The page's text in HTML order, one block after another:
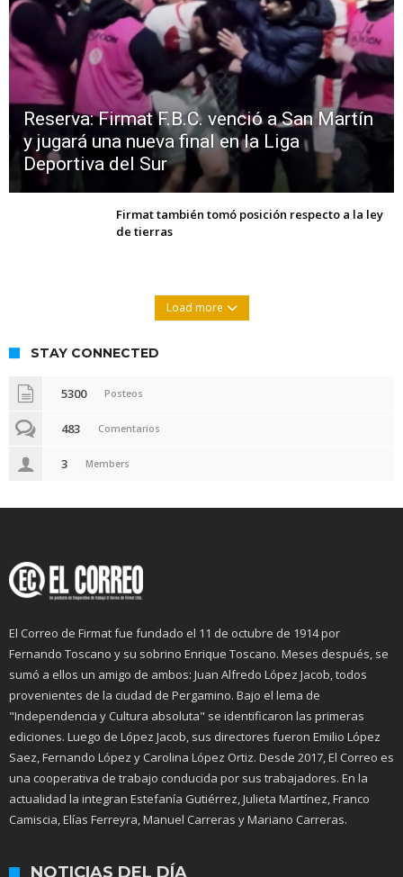
Reserva: Firmat F.B.C. venció a San Martín
y jugará una nueva final en la Liga
Deportiva del Sur
Firmat también tomó posición respecto a la ley
de tierras
Load more
STAY CONNECTED
5300 Posteos
483 Comentarios
3 Members
El Correo de Firmat fue fundado el 11 de octubre de 1914 por
Fernando Toscano y su sobrino Enrique Toscano. Meses después, se
sumó a ellos un amigo de ambos: Juan Alfredo López Jacob, todos
provenientes de la ciudad de Pergamino. Bajo el lema de
"Independencia y Cultura absoluta" se identificaron las primeras
ediciones. Luego de López Jacob, sus directores fueron Emilio López
Saez, Fernando López y Carolina López Ortiz. Desde 2017, El Correo es
una cooperativa de trabajo conducida por sus trabajadores. En la
actualidad la integran Estefanía Gutiérrez, Julieta Martínez, Franco
Camiscia, Elías Ferreyra, Manuel Carreras y Mariano Carreras.
NOTICIAS DEL DÍA